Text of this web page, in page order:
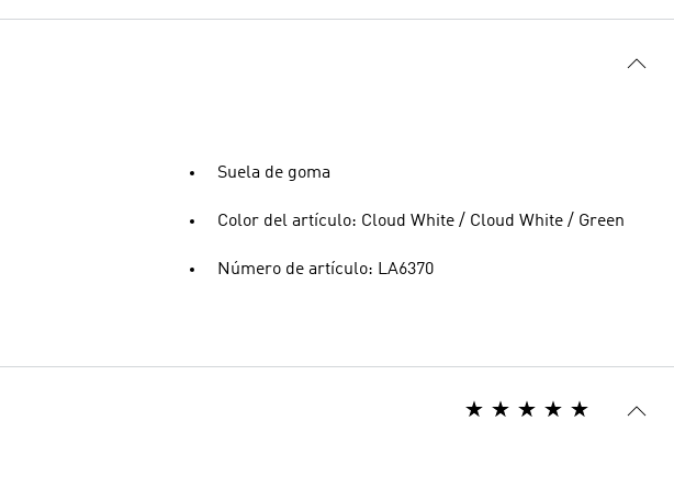
Suela de goma
Color del artículo: Cloud White / Cloud White / Green
Número de artículo: LA6370